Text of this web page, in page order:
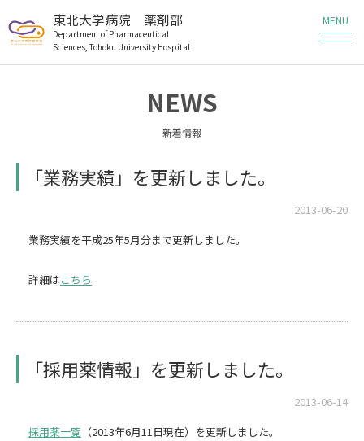
東北大学病院 薬剤部
Department of Pharmaceutical
Sciences, Tohoku University Hospital
メンバー
患者さんへ
メーリングリスト登録
NEWS
新着情報
「業務実績」を更新しました。
2013-06-20
業務実績を平成25年5月分まで更新しました。
詳細はこちら
「採用薬情報」を更新しました。
2013-06-14
採用薬一覧 （2013年6月11日現在）を更新しました。